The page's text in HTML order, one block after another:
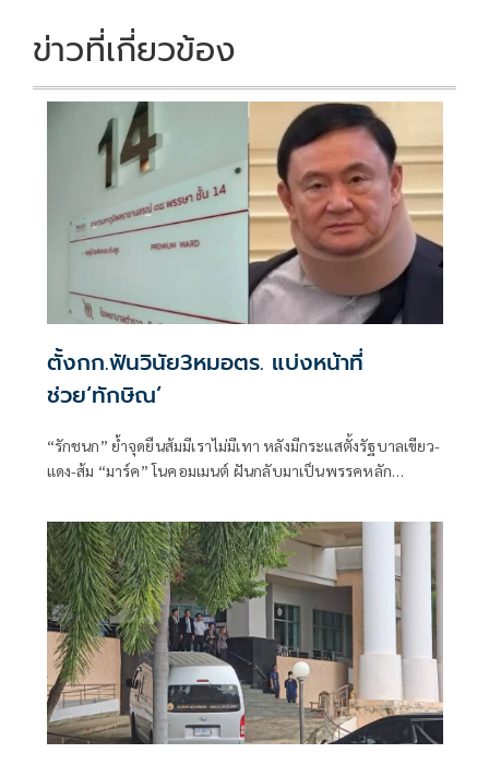
ข่าวที่เกี่ยวข้อง
ตั้งกก.ฟันวินัย3หมอตร. แบ่งหน้าที่
ช่วย‘ทักษิณ’
“รักชนก” ย้ำจุดยืนส้มมีเราไม่มีเทา หลังมีกระแสตั้งรัฐบาลเขียว-
แดง-ส้ม “มาร์ค” โนคอมเมนต์ ฝันกลับมาเป็นพรรคหลัก